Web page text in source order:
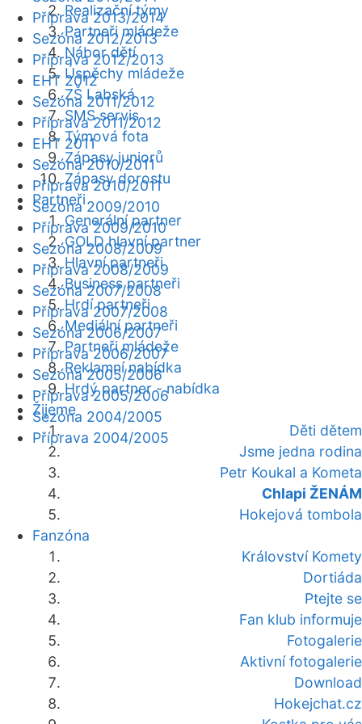
Realizační týmy
Partneři mládeže
Nábor dětí
Úspěchy mládeže
ZŠ Labská
SMS servis
Týmová fota
Zápasy juniorů
Zápasy dorostu
Partneři
Generální partner
GOLD hlavní partner
Hlavní partneři
Business partneři
Hrdí partneři
Mediální partneři
Partneři mládeže
Reklamní nabídka
Hrdý partner - nabídka
Žijeme
Děti dětem
Jsme jedna rodina
Petr Koukal a Kometa
Chlapi ŽENÁM
Hokejová tombola
Fanzóna
Království Komety
Dortiáda
Ptejte se
Fan klub informuje
Fotogalerie
Aktivní fotogalerie
Download
Hokejchat.cz
Příprava 2013/2014
Sezóna 2012/2013
Příprava 2012/2013
EHT 2012
Sezóna 2011/2012
Příprava 2011/2012
EHT 2011
Sezóna 2010/2011
Příprava 2010/2011
Sezóna 2009/2010
Příprava 2009/2010
Sezóna 2008/2009
Příprava 2008/2009
Sezóna 2007/2008
Příprava 2007/2008
Sezóna 2006/2007
Příprava 2006/2007
Sezóna 2005/2006
Příprava 2005/2006
Sezóna 2004/2005
Příprava 2004/2005